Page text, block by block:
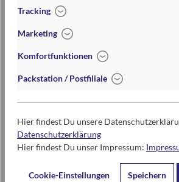
Spiele-Sammlung
Superlustige Quatschrätsel
Lexikon Navigation
SNÄP!
Hier geht's zur Anleitung:
Tracking
Marketing
Komfortfunktionen
Packstation / Postfiliale
Hier findest Du unsere
Datenschutzerklärung
Hier findest Du unser Impressum:
Cookie-Einstellungen Speichern